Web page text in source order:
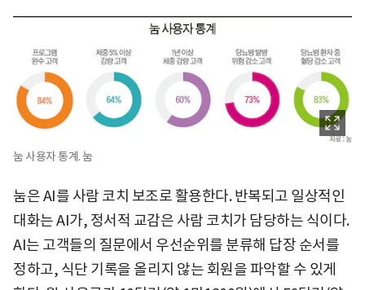
눔 사용자 통계. 눔
눔은 AI를 사람 코치 보조로 활용한다. 반복되고 일상적인
대화는 AI가, 정서적 교감은 사람 코치가 담당하는 식이다.
AI는 고객들의 질문에서 우선순위를 분류해 답장 순서를
정하고, 식단 기록을 올리지 않는 회원을 파악할 수 있게